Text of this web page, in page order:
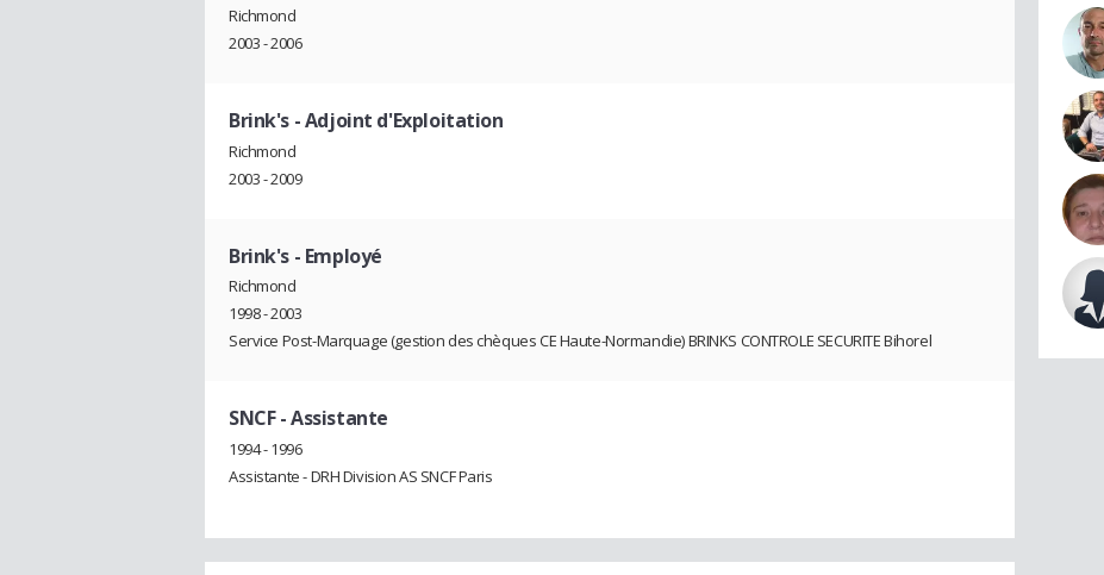
Richmond
2003 - 2006
Brink's - Adjoint d'Exploitation
Richmond
2003 - 2009
Brink's - Employé
Richmond
1998 - 2003
Service Post-Marquage (gestion des chèques CE Haute-Normandie) BRINKS CONTROLE SECURITE Bihorel
SNCF- Assistante
1994 - 1996
Assistante - DRH Division AS SNCF Paris